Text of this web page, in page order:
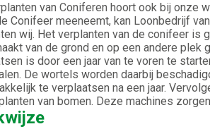
van Coniferen hoort ook bij onze
Conifeer meeneemt, kan Loonbedrijf
wij. Het verplanten van de conifeer
van de grond en op een andere
is door een jaar van te voren te
De wortels worden daarbij
te verplaatsen na een jaar.
van bomen. Deze machines